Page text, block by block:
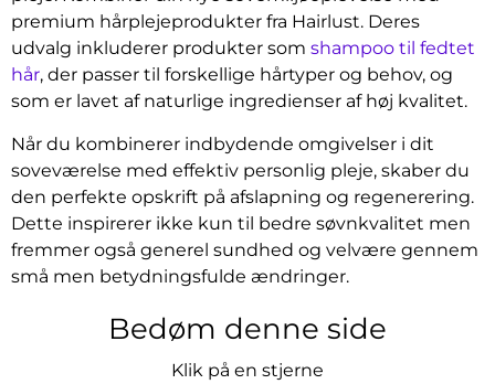
premium hårplejeprodukter fra Hairlust. Deres
udvalg inkluderer produkter som shampoo til fedtet
hår, der passer til forskellige hårtyper og behov, og
som er lavet af naturlige ingredienser af høj kvalitet.
Når du kombinerer indbydende omgivelser i dit
soveværelse med effektiv personlig pleje, skaber du
den perfekte opskrift på afslapning og regenerering.
Dette inspirerer ikke kun til bedre søvnkvalitet men
fremmer også generel sundhed og velvære gennem
små men betydningsfulde ændringer.
Bedøm denne side
Klik på en stjerne